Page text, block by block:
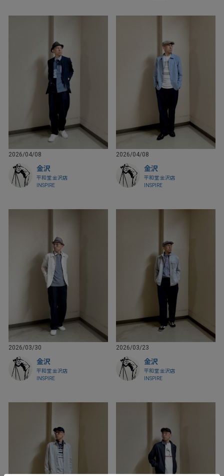
2026/04/08
金沢
平和堂 金沢店
INSPIRE
2026/04/08
金沢
平和堂 金沢店
INSPIRE
2026/03/30
金沢
平和堂 金沢店
INSPIRE
2026/03/23
金沢
平和堂 金沢店
INSPIRE